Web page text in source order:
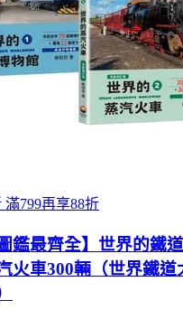
滿799再享88折
鑑最齊全】世界的鐵
火車300輛（世界鐵道